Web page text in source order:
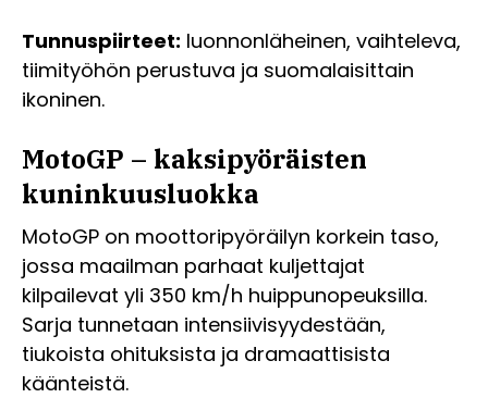
Tunnuspiirteet: luonnonläheinen, vaihteleva,
tiimityöhön perustuva ja suomalaisittain
ikoninen.
MotoGP – kaksipyöräisten
kuninkuusluokka
MotoGP on moottoripyöräilyn korkein taso,
jossa maailman parhaat kuljettajat
kilpailevat yli 350 km/h huippunopeuksilla.
Sarja tunnetaan intensiivisyydestään,
tiukoista ohituksista ja dramaattisista
käänteistä.